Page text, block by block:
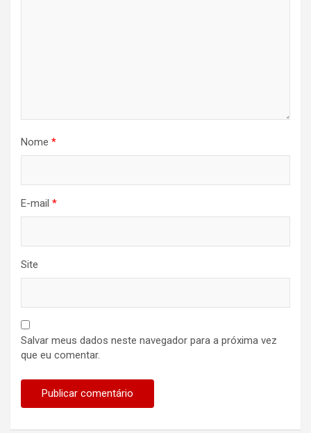
Nome *
E-mail *
Site
Salvar meus dados neste navegador para a próxima vez
que eu comentar.